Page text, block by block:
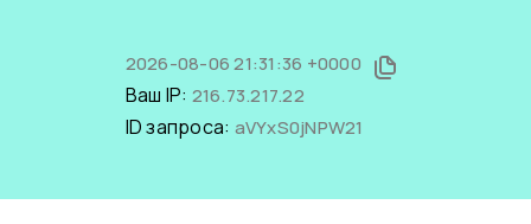
2026-08-06 21:31:36 +0000
Ваш IP: 216.73.217.22
ID запроса: aVYxS0jNPW21